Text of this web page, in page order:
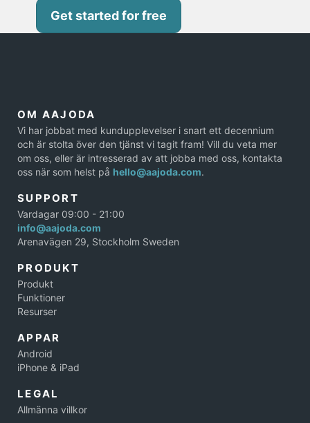
Get started for free
OM AAJODA
Vi har jobbat med kundupplevelser i snart ett decennium
och är stolta över den tjänst vi tagit fram! Vill du veta mer
om oss, eller är intresserad av att jobba med oss, kontakta
oss när som helst på hello@aajoda.com.
SUPPORT
Vardagar 09:00 - 21:00
info@aajoda.com
Arenavägen 29, Stockholm Sweden
PRODUKT
Produkt
Funktioner
Resurser
APPAR
Android
iPhone & iPad
LEGAL
Allmänna villkor